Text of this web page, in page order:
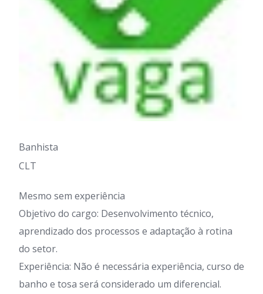
Banhista
CLT
Mesmo sem experiência
Objetivo do cargo: Desenvolvimento técnico,
aprendizado dos processos e adaptação à rotina
do setor.
Experiência: Não é necessária experiência, curso de
banho e tosa será considerado um diferencial.